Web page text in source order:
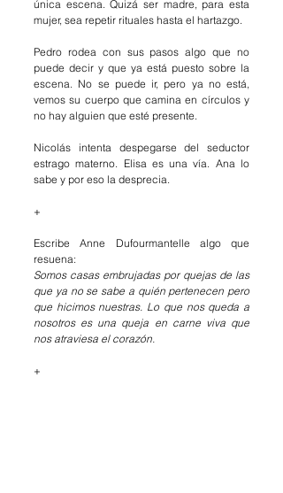
única escena. Quizá ser madre, para esta
mujer, sea repetir rituales hasta el hartazgo.
Pedro rodea con sus pasos algo que no
puede decir y que ya está puesto sobre la
escena. No se puede ir, pero ya no está,
vemos su cuerpo que camina en círculos y
no hay alguien que esté presente.
Nicolás intenta despegarse del seductor
estrago materno. Elisa es una vía. Ana lo
sabe y por eso la desprecia.
+
Escribe Anne Dufourmantelle algo que
resuena:
Somos casas embrujadas por quejas de las
que ya no se sabe a quién pertenecen pero
que hicimos nuestras. Lo que nos queda a
nosotros es una queja en carne viva que
nos atraviesa el corazón.
+